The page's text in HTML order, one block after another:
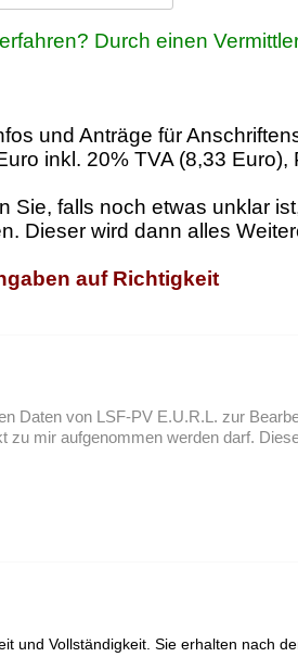
Durch einen
und Anträge für
inkl. 20% TVA (8,33
Sie, falls noch etwas unklar
Dieser wird dann alles
auf Richtigkeit
Daten von LSF-PV E.U.R.L. zur
zu mir aufgenommen werden darf.
und Vollständigkeit. Sie erhalten nach